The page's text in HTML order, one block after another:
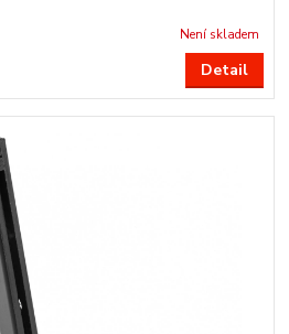
Není skladem
Detail